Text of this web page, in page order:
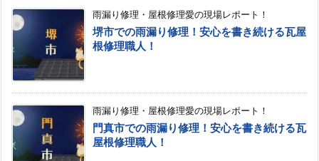
雨漏り修理・屋根修理愛の現場レポート！
堺市での雨漏り修理！安心を書き続ける瓦屋
根修理職人！
雨漏り修理・屋根修理愛の現場レポート！
門真市での雨漏り修理！安心を書き続ける瓦
屋根修理職人！